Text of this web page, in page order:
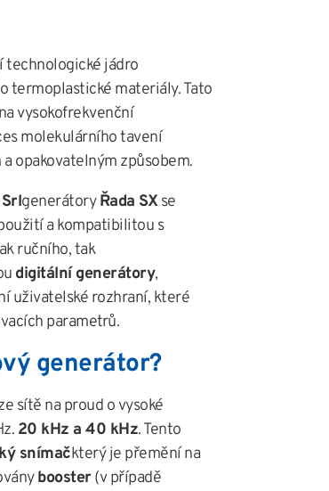
jádro
termoplastické materiály. Tato
vysokofrekvenční
molekulárního tavení
opakovatelným způsobem.
generátoryŘada SXse
a kompatibilitou s
ručního, tak
digitální generátory,
uživatelské rozhraní, které
parametrů.
generátor?
sítě na proud o vysoké
20 kHz a 40 kHz. Tento
snímačkterý je přemění na
booster(v případě